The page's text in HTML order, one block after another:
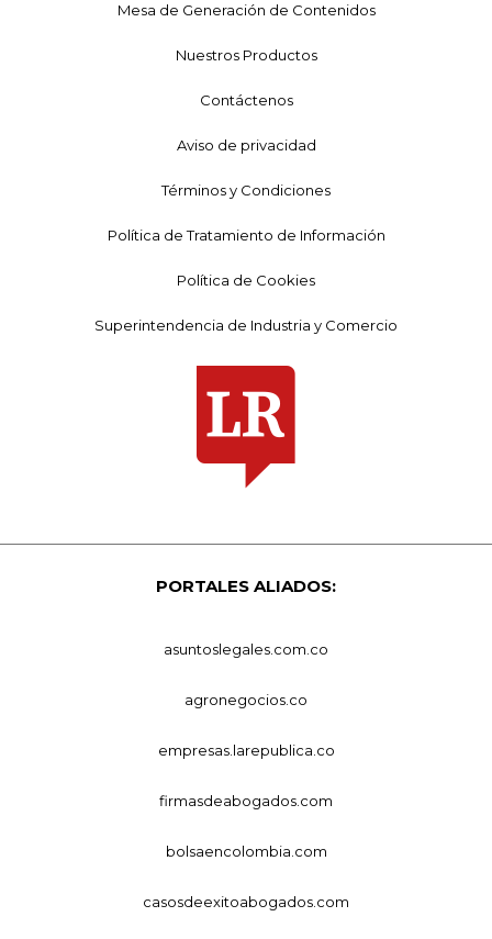
Mesa de Generación de Contenidos
Nuestros Productos
Contáctenos
Aviso de privacidad
Términos y Condiciones
Política de Tratamiento de Información
Política de Cookies
Superintendencia de Industria y Comercio
PORTALES ALIADOS:
asuntoslegales.com.co
agronegocios.co
empresas.larepublica.co
firmasdeabogados.com
bolsaencolombia.com
casosdeexitoabogados.com